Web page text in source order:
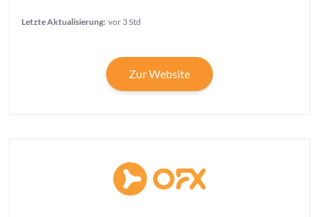
Letzte Aktualisierung: vor 3 Std
Zur Website